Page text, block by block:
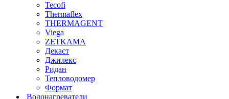
Tecofi
Thermaflex
THERMAGENT
Viega
ZETKAMA
Декаст
Джилекс
Ридан
Тепловодомер
Формат
Водонагреватели